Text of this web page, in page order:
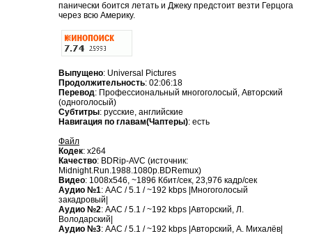
панически боится летать и Джеку предстоит везти Герцога
через всю Америку.
Выпущено: Universal Pictures
Продолжительность: 02:06:18
Перевод: Профессиональный многоголосый, Авторский
(одноголосый)
Субтитры: русские, английские
Навигация по главам(Чаптеры): есть
Файл
Кодек: x264
Качество: BDRip-AVC (источник:
Midnight.Run.1988.1080p.BDRemux)
Видео: 1008x546, ~1896 Кбит/сек, 23,976 кадр/сек
Аудио №1: AAC / 5.1 / ~192 kbps |Многоголосый
закадровый|
Аудио №2: AAC / 5.1 / ~192 kbps |Авторский, Л.
Володарский|
Аудио №3: AAC / 5.1 / ~192 kbps |Авторский, А. Михалёв|